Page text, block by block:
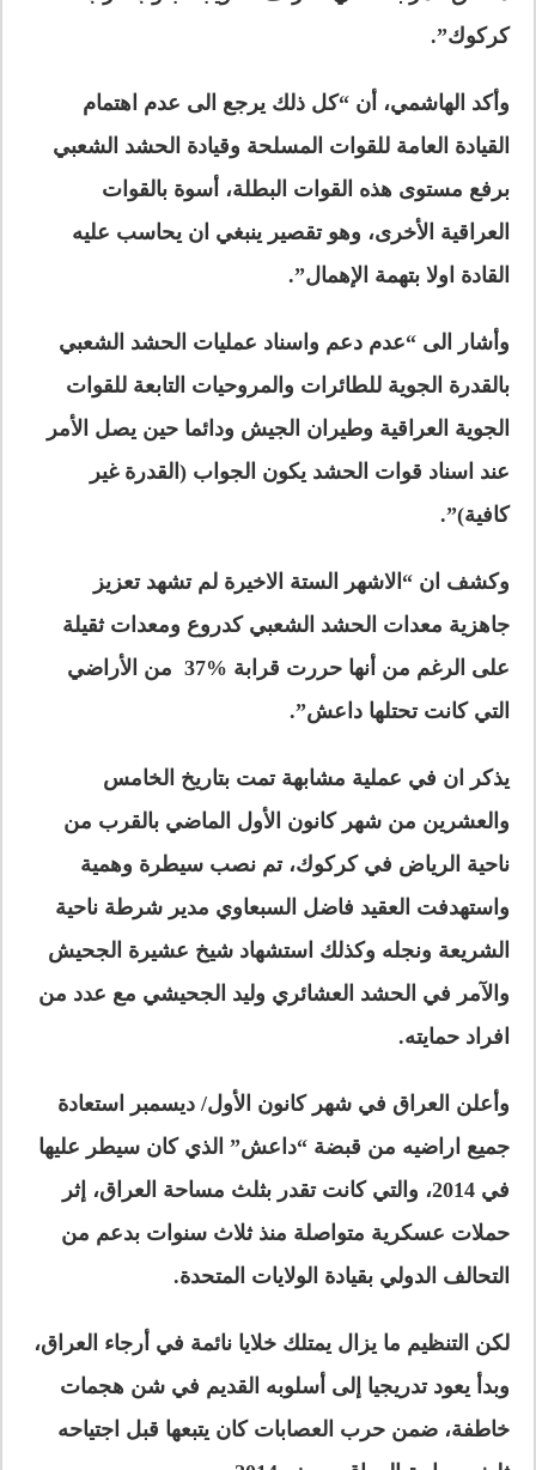
كركوك”.
وأكد الهاشمي، أن “كل ذلك يرجع الى عدم اهتمام
القيادة العامة للقوات المسلحة وقيادة الحشد الشعبي
برفع مستوى هذه القوات البطلة، أسوة بالقوات
العراقية الأخرى، وهو تقصير ينبغي ان يحاسب عليه
القادة اولا بتهمة الإهمال”.
وأشار الى “عدم دعم واسناد عمليات الحشد الشعبي
بالقدرة الجوية للطائرات والمروحيات التابعة للقوات
الجوية العراقية وطيران الجيش ودائما حين يصل الأمر
عند اسناد قوات الحشد يكون الجواب (القدرة غير
كافية)”.
وكشف ان “الاشهر الستة الاخيرة لم تشهد تعزيز
جاهزية معدات الحشد الشعبي كدروع ومعدات ثقيلة
على الرغم من أنها حررت قرابة 37‎%‎ من الأراضي
التي كانت تحتلها داعش”.
يذكر ان في عملية مشابهة تمت بتاريخ الخامس
والعشرين من شهر كانون الأول الماضي بالقرب من
ناحية الرياض في كركوك، تم نصب سيطرة وهمية
واستهدفت العقيد فاضل السبعاوي مدير شرطة ناحية
الشريعة ونجله وكذلك استشهاد شيخ عشيرة الجحيش
والآمر في الحشد العشائري وليد الجحيشي مع عدد من
افراد حمايته.
وأعلن العراق في شهر كانون الأول/ ديسمبر استعادة
جميع اراضيه من قبضة “داعش” الذي كان سيطر عليها
في 2014، والتي كانت تقدر بثلث مساحة العراق، إثر
حملات عسكرية متواصلة منذ ثلاث سنوات بدعم من
التحالف الدولي بقيادة الولايات المتحدة.
لكن التنظيم ما يزال يمتلك خلايا نائمة في أرجاء العراق،
وبدأ يعود تدريجيا إلى أسلوبه القديم في شن هجمات
خاطفة، ضمن حرب العصابات كان يتبعها قبل اجتياحه